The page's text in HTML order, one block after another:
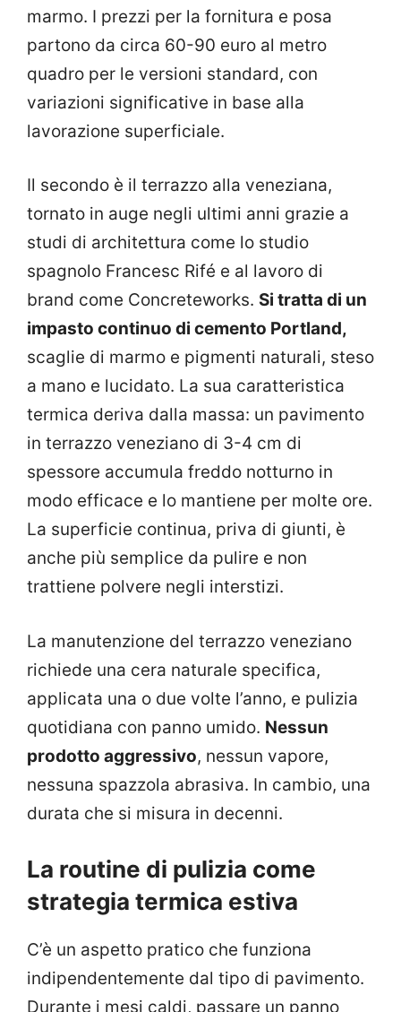
marmo. I prezzi per la fornitura e posa
partono da circa 60-90 euro al metro
quadro per le versioni standard, con
variazioni significative in base alla
lavorazione superficiale.
Il secondo è il terrazzo alla veneziana,
tornato in auge negli ultimi anni grazie a
studi di architettura come lo studio
spagnolo Francesc Rifé e al lavoro di
brand come Concreteworks. Si tratta di un
impasto continuo di cemento Portland,
scaglie di marmo e pigmenti naturali, steso
a mano e lucidato. La sua caratteristica
termica deriva dalla massa: un pavimento
in terrazzo veneziano di 3-4 cm di
spessore accumula freddo notturno in
modo efficace e lo mantiene per molte ore.
La superficie continua, priva di giunti, è
anche più semplice da pulire e non
trattiene polvere negli interstizi.
La manutenzione del terrazzo veneziano
richiede una cera naturale specifica,
applicata una o due volte l’anno, e pulizia
quotidiana con panno umido. Nessun
prodotto aggressivo, nessun vapore,
nessuna spazzola abrasiva. In cambio, una
durata che si misura in decenni.
La routine di pulizia come
strategia termica estiva
C’è un aspetto pratico che funziona
indipendentemente dal tipo di pavimento.
Durante i mesi caldi, passare un panno